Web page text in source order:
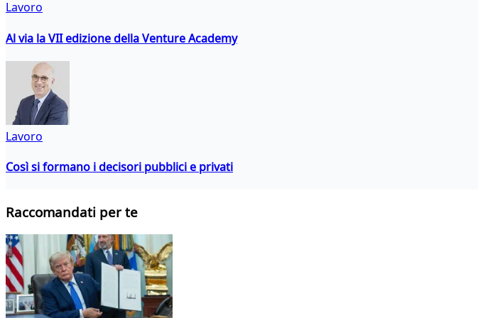
Lavoro
Al via la VII edizione della Venture Academy
Lavoro
Così si formano i decisori pubblici e privati
Raccomandati per te